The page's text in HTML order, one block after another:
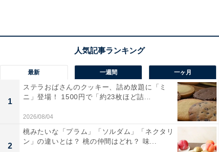
ポップなデザインからも今までとは違う印象を受けます
ね。まさに古き良きアメリカの雰囲気ですが、リバイバ
ルブームの今はそれもおしゃれ。新しい感覚にちょっと
最新 一週間 一ヶ月
1
ステラおばさんのクッキー、詰め放題に「ミ
ニ」登場！ 1500円で「約23枚ほど詰...
2026/08/04
2
桃みたいな「プラム」「ソルダム」「ネクタリ
ン」の違いとは？ 桃の仲間はどれ？ 味...